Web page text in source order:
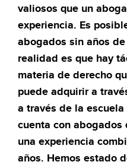
valiosos que un
experiencia. Es
abogados sin años
realidad es que hay
materia de derecho
puede adquirir a
a través de la
cuenta con
una experiencia
años. Hemos estado